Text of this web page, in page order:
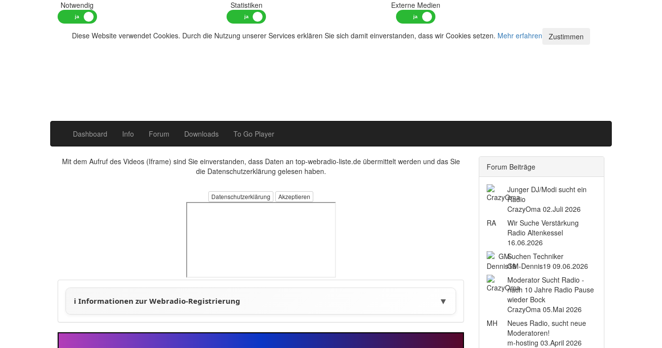
Notwendig Statistiken Externe Medien
Diese Website verwendet Cookies. Durch die Nutzung unserer Services erklären Sie sich damit einverstanden, dass wir Cookies setzen. Mehr erfahren Zustimmen
Dashboard Info Forum Downloads To Go Player
Mit dem Aufruf des Videos (Iframe) sind Sie einverstanden, dass Daten an top-webradio-liste.de übermittelt werden und das Sie
die Datenschutzerklärung gelesen haben.
Datenschutzerklärung
Forum Beiträge
Junger DJ/Modi sucht ein
Radio
CrazyOma02.Juli 2026
RA
Wir Suche Verstärkung
Radio Altenkessel
16.06.2026
Suchen Techniker
GM-Dennis1909.06.2026
Moderator Sucht Radio -
nach 10 Jahre Radio Pause
wieder Bock
CrazyOma05.Mai 2026
MH
Neues Radio, sucht neue
Moderatoren!
m-hosting03.April 2026